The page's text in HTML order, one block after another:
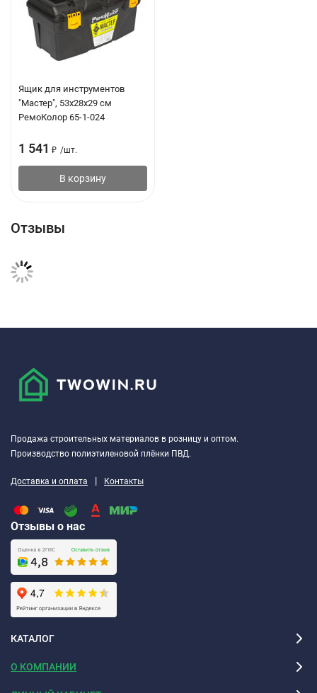
Ящик для инструментов
"Мастер", 53х28х29 см
РемоКолор 65-1-024
1 541 ₽ /шт.
В корзину
Отзывы
Продажа строительных материалов в розницу и оптом.
Производство полиэтиленовой плёнки ПВД.
Доставка и оплата | Контакты
Отзывы о нас
КАТАЛОГ
О КОМПАНИИ